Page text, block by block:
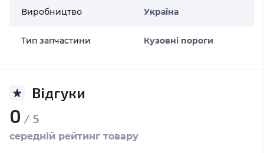
Виробництво Україна
Тип запчастини Кузовні пороги
Відгуки
0 / 5
середній рейтинг товару